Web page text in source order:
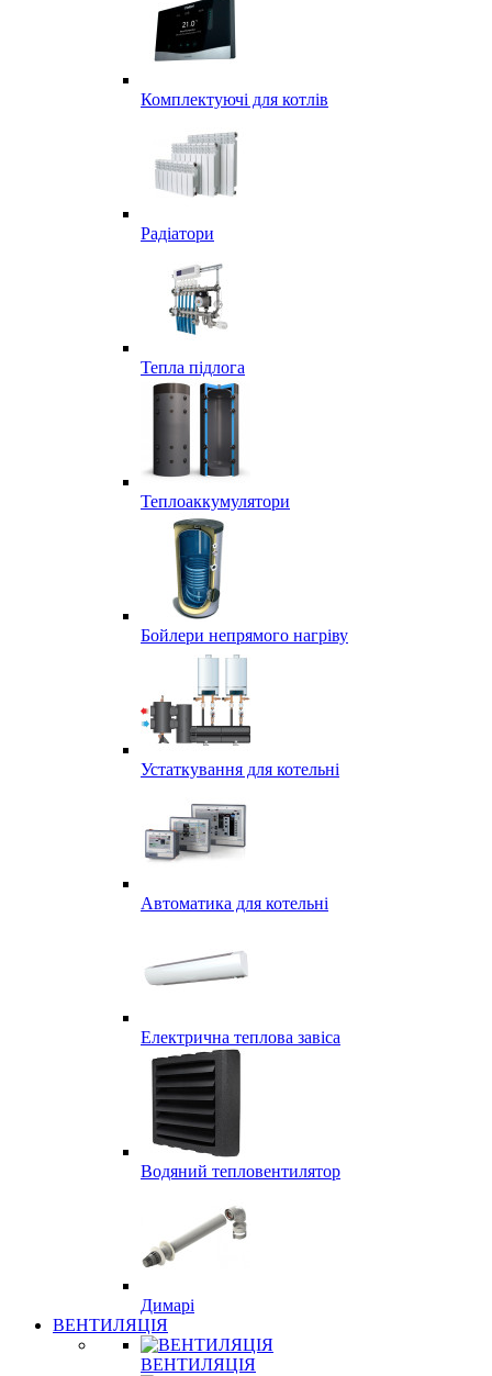
Комплектуючі для котлів
Радіатори
Тепла підлога
Теплоаккумулятори
Бойлери непрямого нагріву
Устаткування для котельні
Автоматика для котельні
Електрична теплова завіса
Водяний тепловентилятор
Димарі
ВЕНТИЛЯЦІЯ
ВЕНТИЛЯЦІЯ